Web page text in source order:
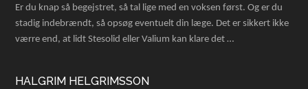
Er du knap så begejstret, så tal lige med en voksen først. Og er du
stadig indebrændt, så opsøg eventuelt din læge. Det er sikkert ikke
værre end, at lidt Stesolid eller Valium kan klare det …
HALGRIM HELGRIMSSON